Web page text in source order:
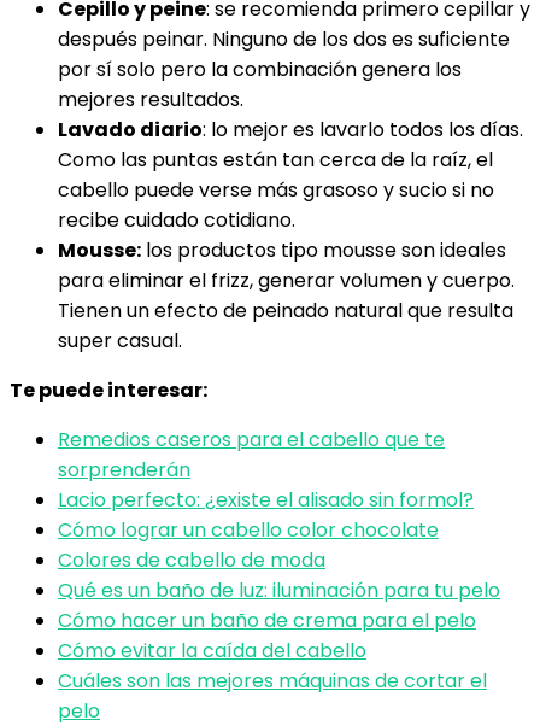
Cepillo y peine: se recomienda primero cepillar y
después peinar. Ninguno de los dos es suficiente
por sí solo pero la combinación genera los
mejores resultados.
Lavado diario: lo mejor es lavarlo todos los días.
Como las puntas están tan cerca de la raíz, el
cabello puede verse más grasoso y sucio si no
recibe cuidado cotidiano.
Mousse: los productos tipo mousse son ideales
para eliminar el frizz, generar volumen y cuerpo.
Tienen un efecto de peinado natural que resulta
super casual.
Te puede interesar:
Remedios caseros para el cabello que te
sorprenderán
Lacio perfecto: ¿existe el alisado sin formol?
Cómo lograr un cabello color chocolate
Colores de cabello de moda
Qué es un baño de luz: iluminación para tu pelo
Cómo hacer un baño de crema para el pelo
Cómo evitar la caída del cabello
Cuáles son las mejores máquinas de cortar el
pelo